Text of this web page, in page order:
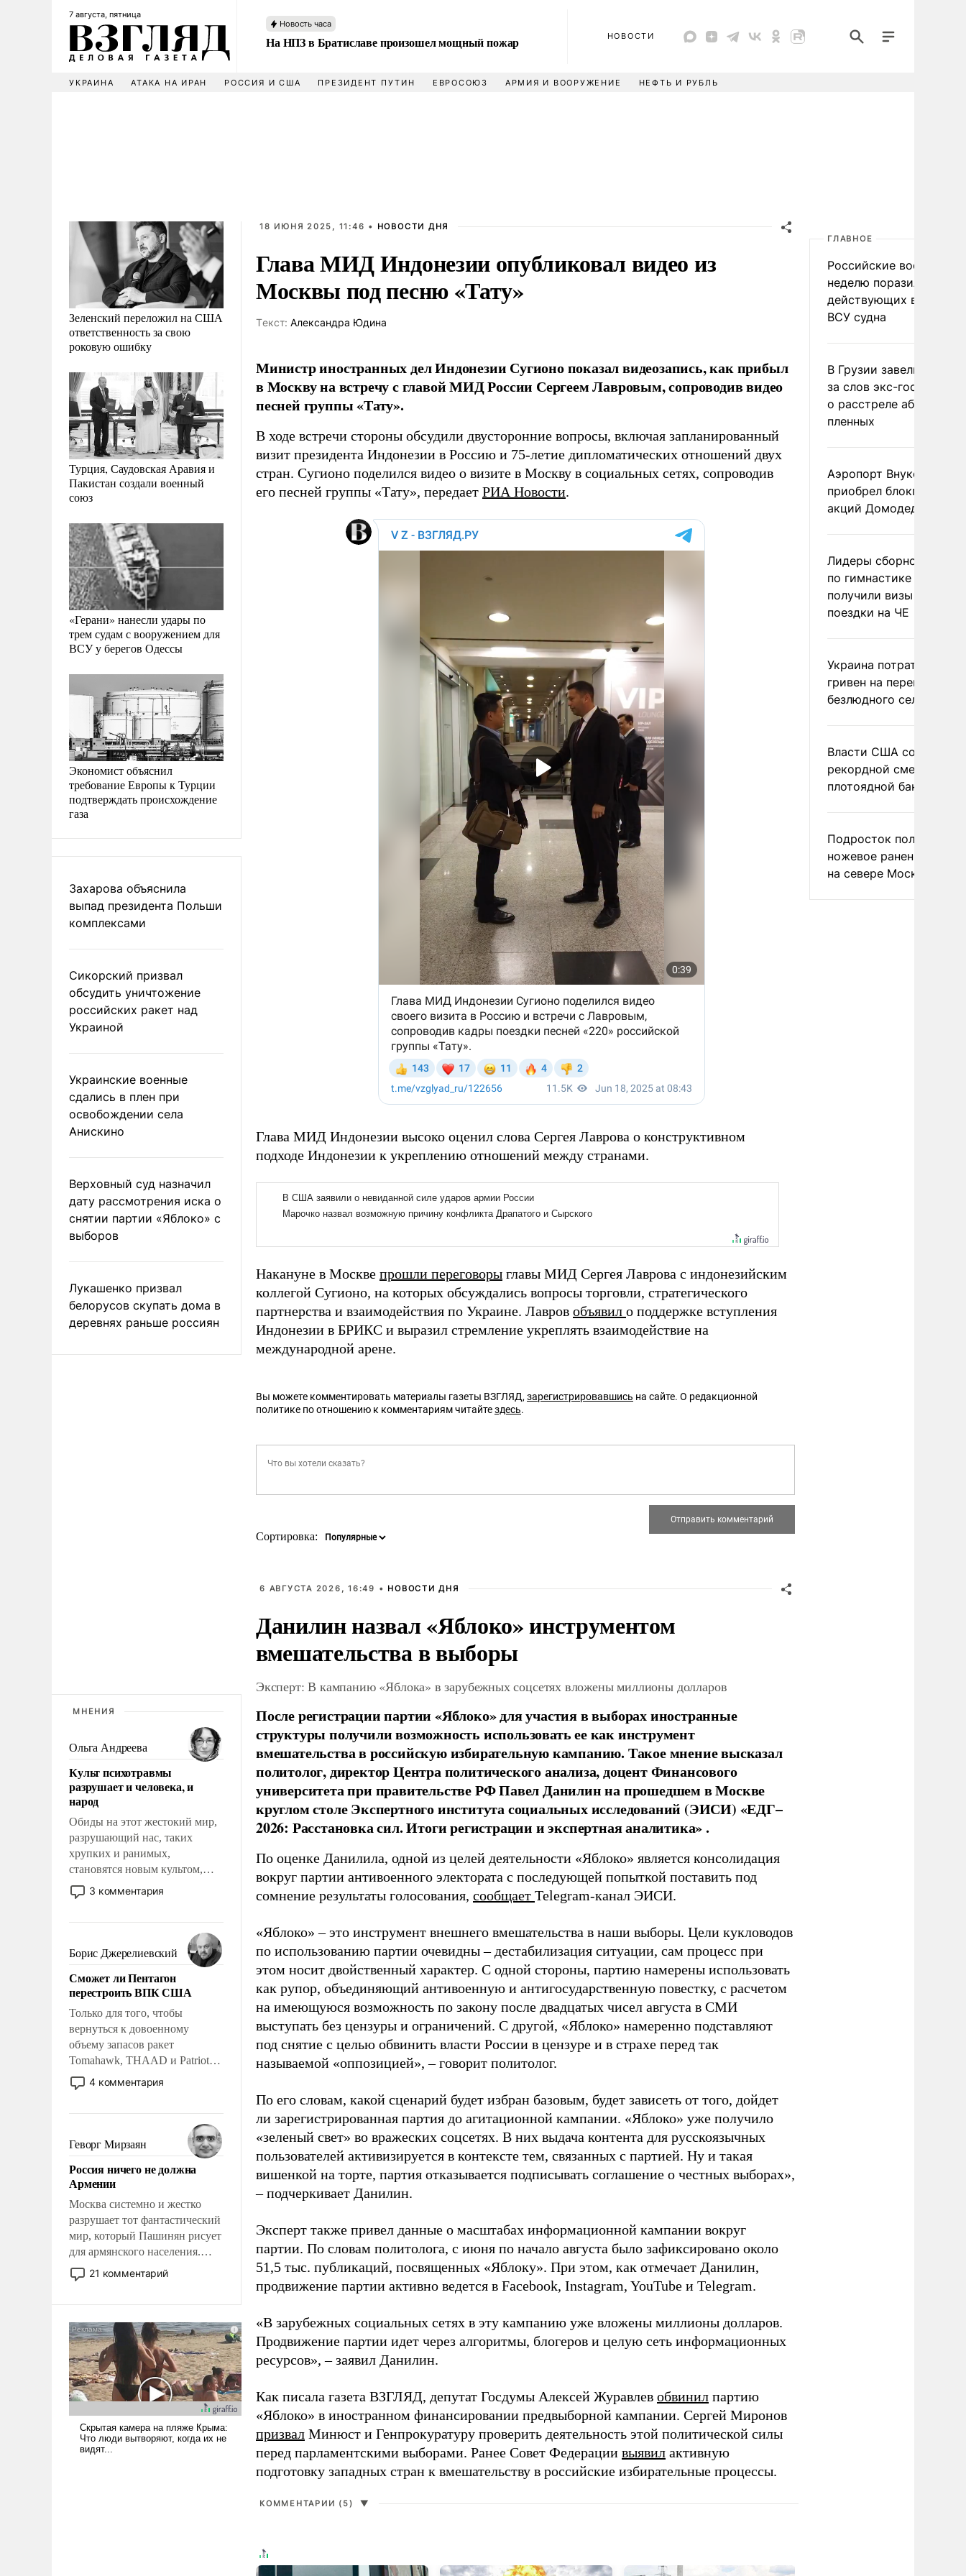
7 августа, пятница
Новость часа
На НПЗ в Братиславе произошел мощный пожар НОВОСТИ
УКРАИНА АТАКА НА ИРАН РОССИЯ И США ПРЕЗИДЕНТ ПУТИН ЕВРОСОЮЗ АРМИЯ И ВООРУЖЕНИЕ НЕФТЬ И РУБЛЬ
Зеленский переложил на США
ответственность за свою
роковую ошибку
Турция, Саудовская Аравия и
Пакистан создали военный
союз
«Герани» нанесли удары по
трем судам с вооружением для
ВСУ у берегов Одессы
Экономист объяснил
требование Европы к Турции
подтверждать происхождение
газа
Захарова объяснила
выпад президента Польши
комплексами
Сикорский призвал
обсудить уничтожение
российских ракет над
Украиной
Украинские военные
сдались в плен при
освобождении села
Анискино
Верховный суд назначил
дату рассмотрения иска о
снятии партии «Яблоко» с
выборов
Лукашенко призвал
белорусов скупать дома в
деревнях раньше россиян
МНЕНИЯ
Ольга Андреева
Культ психотравмы
разрушает и человека, и
народ
Обиды на этот жестокий мир,
разрушающий нас, таких
хрупких и ранимых,
становятся новым культом,
постепенно вытесняя и
отменяя традиционное
мужественным и твердым под
ударами судьбы, брать на себя
ответственность, помогать
слабым, идти вперед и
адаптироваться.
3 комментария
Борис Джерелиевский
Сможет ли Пентагон
перестроить ВПК США
Только для того, чтобы
вернуться к довоенному
объему запасов ракет
Tomahawk, THAAD и Patriot
США потребуется более трех
лет. Даже небольшая война с
Сложившаяся ситуация
означает многолетний период
уязвимости США, например,
перед Китаем.
4 комментария
Геворг Мирзаян
Россия ничего не должна
Армении
Москва системно и жестко
разрушает тот фантастический
мир, который Пашинян рисует
для армянского населения.
Мир, где политические
прожекты будут безусловно
налогоплательщиков и где
Еревану за свои поступки не
нужно отвечать.
21 комментарий
18 ИЮНЯ 2025, 11:46 • НОВОСТИ ДНЯ
Глава МИД Индонезии опубликовал видео из
Москвы под песню «Тату»
Tекст: Александра Юдина
Министр иностранных дел Индонезии Сугионо показал видеозапись, как прибыл
в Москву на встречу с главой МИД России Сергеем Лавровым, сопроводив видео
песней группы «Тату».
В ходе встречи стороны обсудили двусторонние вопросы, включая запланированный
визит президента Индонезии в Россию и 75-летие дипломатических отношений двух
стран. Сугионо поделился видео о визите в Москву в социальных сетях, сопроводив
его песней группы «Тату», передает РИА Новости.
Глава МИД Индонезии высоко оценил слова Сергея Лаврова о конструктивном
подходе Индонезии к укреплению отношений между странами.
Накануне в Москве прошли переговоры главы МИД Сергея Лаврова с индонезийским
коллегой Сугионо, на которых обсуждались вопросы торговли, стратегического
партнерства и взаимодействия по Украине. Лавров объявил о поддержке вступления
Индонезии в БРИКС и выразил стремление укреплять взаимодействие на
международной арене.
Вы можете комментировать материалы газеты ВЗГЛЯД, зарегистрировавшись на сайте. О редакционной
политике по отношению к комментариям читайтездесь.
Сортировка:
6 АВГУСТА 2026, 16:49 • НОВОСТИ ДНЯ
Данилин назвал «Яблоко» инструментом
вмешательства в выборы
Эксперт: В кампанию «Яблока» в зарубежных соцсетях вложены миллионы долларов
После регистрации партии «Яблоко» для участия в выборах иностранные
структуры получили возможность использовать ее как инструмент
вмешательства в российскую избирательную кампанию. Такое мнение высказал
политолог, директор Центра политического анализа, доцент Финансового
университета при правительстве РФ Павел Данилин на прошедшем в Москве
круглом столе Экспертного института социальных исследований (ЭИСИ) «ЕДГ–
2026: Расстановка сил. Итоги регистрации и экспертная аналитика» .
По оценке Данилила, одной из целей деятельности «Яблоко» является консолидация
вокруг партии антивоенного электората с последующей попыткой поставить под
сомнение результаты голосования, сообщает Telegram-канал ЭИСИ.
«Яблоко» – это инструмент внешнего вмешательства в наши выборы. Цели кукловодов
по использованию партии очевидны – дестабилизация ситуации, сам процесс при
этом носит двойственный характер. С одной стороны, партию намерены использовать
как рупор, объединяющий антивоенную и антигосударственную повестку, с расчетом
на имеющуюся возможность по закону после двадцатых чисел августа в СМИ
выступать без цензуры и ограничений. С другой, «Яблоко» намеренно подставляют
под снятие с целью обвинить власти России в цензуре и в страхе перед так
называемой «оппозицией», – говорит политолог.
По его словам, какой сценарий будет избран базовым, будет зависеть от того, дойдет
ли зарегистрированная партия до агитационной кампании. «Яблоко» уже получило
«зеленый свет» во вражеских соцсетях. В них выдача контента для русскоязычных
пользователей активизируется в контексте тем, связанных с партией. Ну и такая
вишенкой на торте, партия отказывается подписывать соглашение о честных выборах»,
– подчеркивает Данилин.
Эксперт также привел данные о масштабах информационной кампании вокруг
партии. По словам политолога, с июня по начало августа было зафиксировано около
51,5 тыс. публикаций, посвященных «Яблоку». При этом, как отмечает Данилин,
продвижение партии активно ведется в Facebook, Instagram, YouTube и Telegram.
«В зарубежных социальных сетях в эту кампанию уже вложены миллионы долларов.
Продвижение партии идет через алгоритмы, блогеров и целую сеть информационных
ресурсов», – заявил Данилин.
Как писала газета ВЗГЛЯД, депутат Госдумы Алексей Журавлев обвинил партию
«Яблоко» в иностранном финансировании предвыборной кампании. Сергей Миронов
призвал Минюст и Генпрокуратуру проверить деятельность этой политической силы
перед парламентскими выборами. Ранее Совет Федерации выявил активную
подготовку западных стран к вмешательству в российские избирательные процессы.
КОММЕНТАРИИ (5) ▼
ГЛАВНОЕ
Российские военные за
неделю поразили 34
действующих в
ВСУ судна
В Грузии завели дело
за слов экс-
о расстреле абхазских
пленных
Аэропорт Внуково
приобрел блокпакет
акций Домодедово
Лидеры сборной
по гимнастике не
получили визы для
поездки на ЧЕ
Украина потратила 1
гривен на
безлюдного села
Власти США сообщили
рекордной смертности
плотоядной бактерии
Подросток получил
ножевое ранение в
на севере Москвы